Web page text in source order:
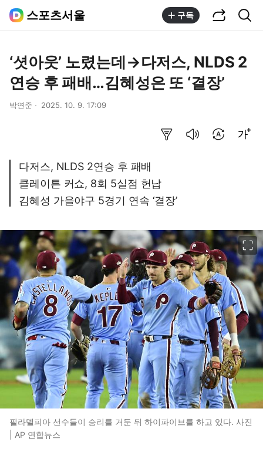
스포츠서울 구독
‘셧아웃’ 노렸는데→다저스, NLDS 2
연승 후 패배…김혜성은 또 ‘결장’
박연준 2025. 10. 9. 17:09
다저스, NLDS 2연승 후 패배
클레이튼 커쇼, 8회 5실점 헌납
김혜성 가을야구 5경기 연속 ‘결장’
필라델피아 선수들이 승리를 거둔 뒤 하이파이브를 하고 있다. 사진
| AP 연합뉴스